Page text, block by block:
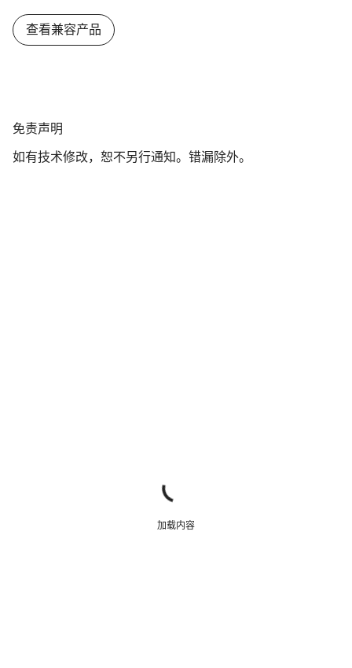
查看兼容产品
免
声
免责声明
如有技术修改，恕不另行通知。错漏除外。
加载内容